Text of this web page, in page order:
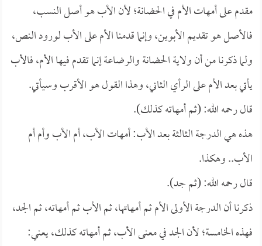
مقدم على أمهات الأم في الحضانة؛ لأن الأب هو أصل النسب،
فالأصل هو تقديم الأبوين، وإنما قدمنا الأم على الأب لورود النص،
ولما ذكرنا من أن ولاية الحضانة والرضاعة إنما تقدم فيها الأم، فالأب
يأتي بعد الأم على الرأي الثاني، وهذا القول هو الأقرب وسيأتي.
قال رحمه الله: (ثم أمهاته كذلك).
هذه هي الدرجة الثالثة بعد الأب: أمهات الأب، أم الأب وأم أم
الأب.. وهكذا.
قال رحمه الله: (ثم جد).
ذكرنا أن الدرجة الأولى الأم ثم أمهاتها، ثم الأب ثم أمهاته، ثم الجد،
فهذه الخامسة؛ لأن الجد في معنى الأب، ثم أمهاته كذلك، يعني: